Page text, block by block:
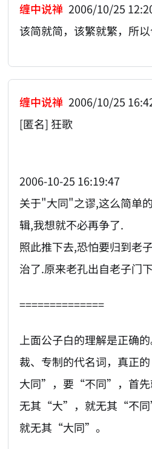
缠中说禅 2006/10/25
该简就简，该繁就繁，所以
缠中说禅 2006/10/25
[匿名] 狂歌
2006-10-25 16:19:47
关于"大同"之谬,这么简单
辑,我想就不必再争了.
照此推下去,恐怕要归到老
治了.原来老孔出自老子门
==============
上面公子白的理解是正确
裁、专制的代名词，真
大同”，要“不同”，首先
无其“大”，就无其“不
就无其“大同”。